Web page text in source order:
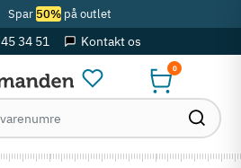
Spar 50%på outlet
34 51 Kontakt os
0